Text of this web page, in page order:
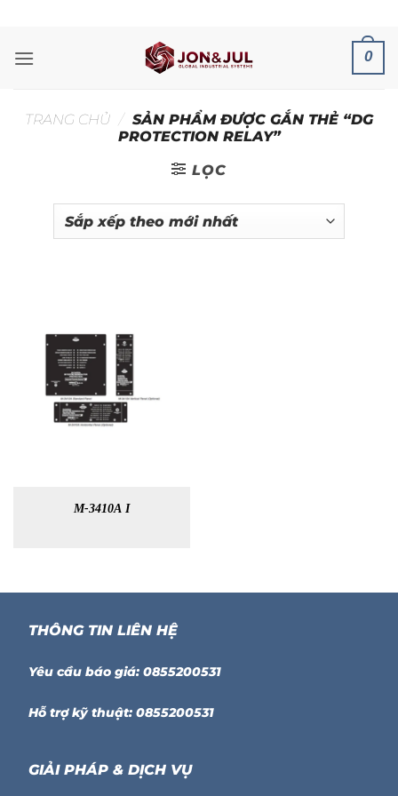
nội
0
TRANG CHỦ / SẢN PHẨM ĐƯỢC GẮN THẺ “DG
PROTECTION RELAY”
LỌC
M-3410A I
THÔNG TIN LIÊN HỆ
Yêu cầu báo giá: 0855200531
Hỗ trợ kỹ thuật: 0855200531
GIẢI PHÁP & DỊCH VỤ